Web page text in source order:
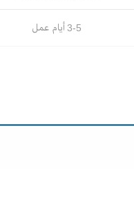
3-5أيام عمل